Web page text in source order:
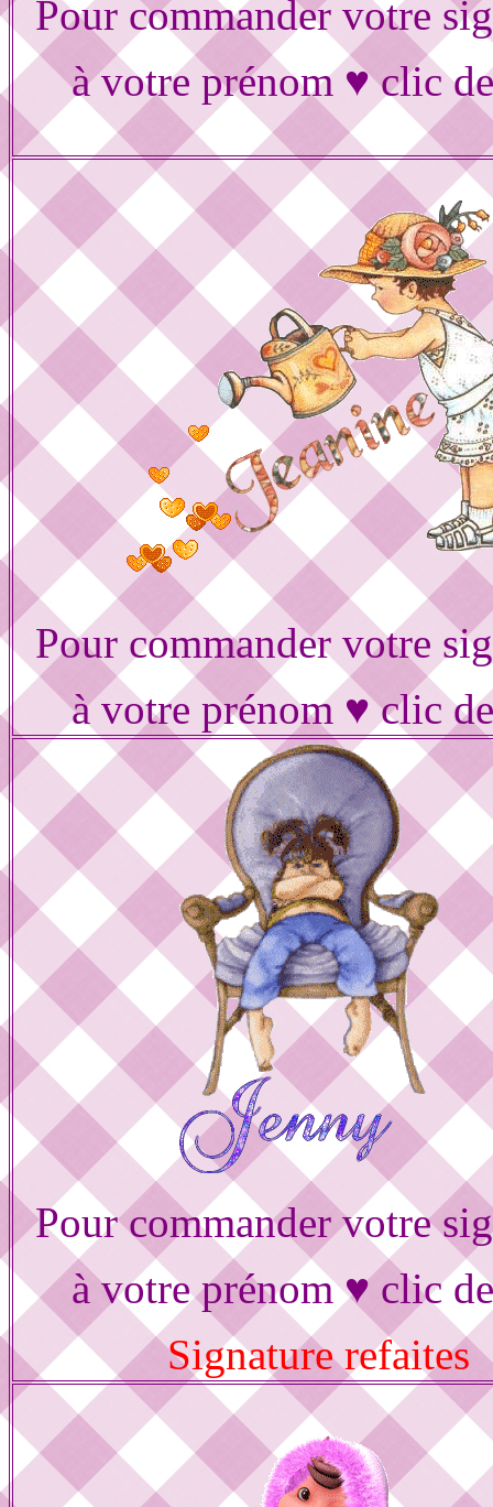
Pour commander votre
à votre prénom ♥ clic
Pour commander votre
à votre prénom ♥ clic
Pour commander votre
à votre prénom ♥ clic
Signature refaites